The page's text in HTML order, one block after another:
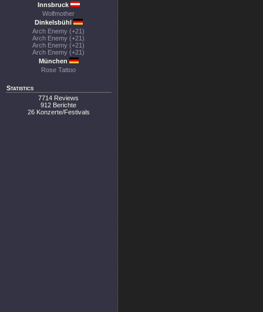
Innsbruck
Wolfmother
Dinkelsbühl
Arch Enemy (+21)
Arch Enemy (+21)
Arch Enemy (+21)
Arch Enemy (+21)
München
Rose Tattoo
Statistics
7714 Reviews
912 Berichte
26 Konzerte/Festivals